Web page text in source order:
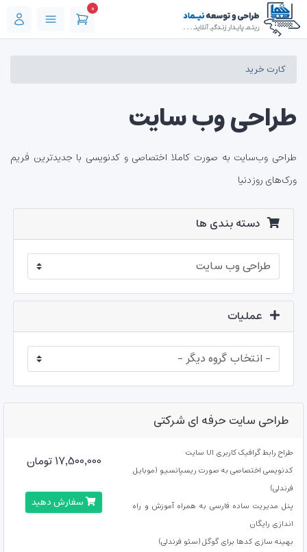
0
کارت خرید
کارت خرید
طراحی وب سایت
طراحی وب‌سایت به صورت کاملا اختصاصی و کدنویسی با جدیدترین فریم
ورک‌های روز دنیا
دسته بندی ها
عملیات
طراحی سایت حرفه ای شرکتی
طراح رابط گرافیک کاربری UI سایت
کدنویسی اختصاصی به صورت ریسپانسیو (موبایل
فرندلی)
پنل مدیریت ساده فارسی به همراه آموزش و راه
اندازی رایگان
بهینه سازی کدها برای گوگل (سئو فرندلی)
17,500,000 تومان
سفارش دهید